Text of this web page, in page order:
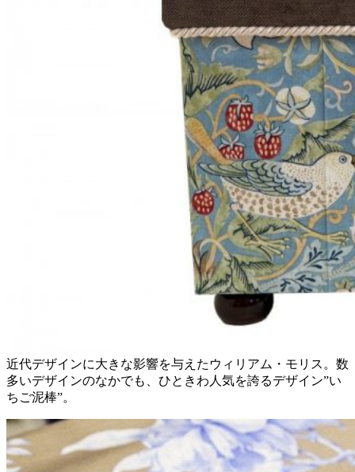
近代デザインに大きな影響を与えたウィリアム・モリス。数
多いデザインのなかでも、ひときわ人気を誇るデザイン”い
ちご泥棒”。